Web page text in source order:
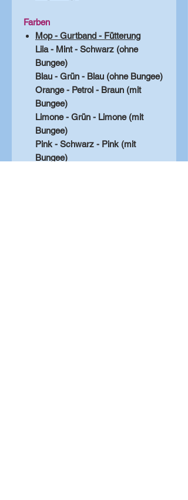
Farben
Mop - Gurtband - Fütterung
Lila - Mint - Schwarz (ohne
Bungee)
Blau - Grün - Blau (ohne Bungee)
Orange - Petrol - Braun (mit
Bungee)
Limone - Grün - Limone (mit
Bungee)
Pink - Schwarz - Pink (mit
Bungee)